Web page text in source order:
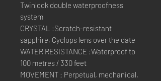
Twinlock double waterproofness
system
CRYSTAL :Scratch-resistant
sapphire, Cyclops lens over the date
WATER RESISTANCE :Waterproof to
100 metres / 330 feet
MOVEMENT : Perpetual, mechanical,